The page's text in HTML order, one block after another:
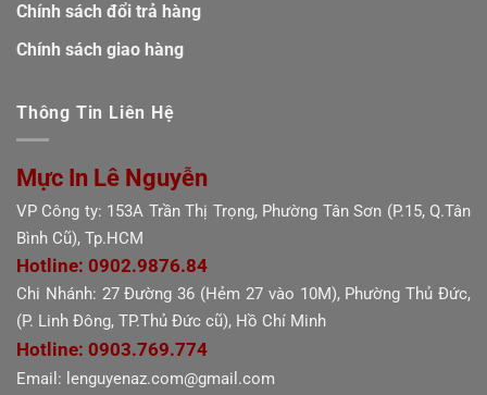
Chính sách đổi trả hàng
Chính sách giao hàng
Thông Tin Liên Hệ
Mực In Lê Nguyễn
VP Công ty: 153A Trần Thị Trọng, Phường Tân Sơn (P.15, Q.Tân
Bình Cũ), Tp.HCM
Hotline: 0902.9876.84
Chi Nhánh: 27 Đường 36 (Hẻm 27 vào 10M), Phường Thủ Đức,
(P. Linh Đông, TP.Thủ Đức cũ), Hồ Chí Minh
Hotline: 0903.769.774
Email: lenguyenaz.com@gmail.com